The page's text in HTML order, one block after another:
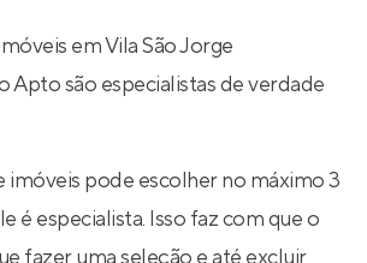
em Vila São Jorge
Apto são especialistas de verdade
imóveis pode escolher no máximo 3
é especialista. Isso faz com que o